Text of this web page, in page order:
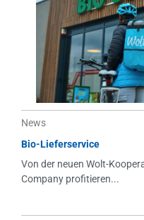
News
Bio-Lieferservice
Von der neuen Wolt-
Company profitieren...